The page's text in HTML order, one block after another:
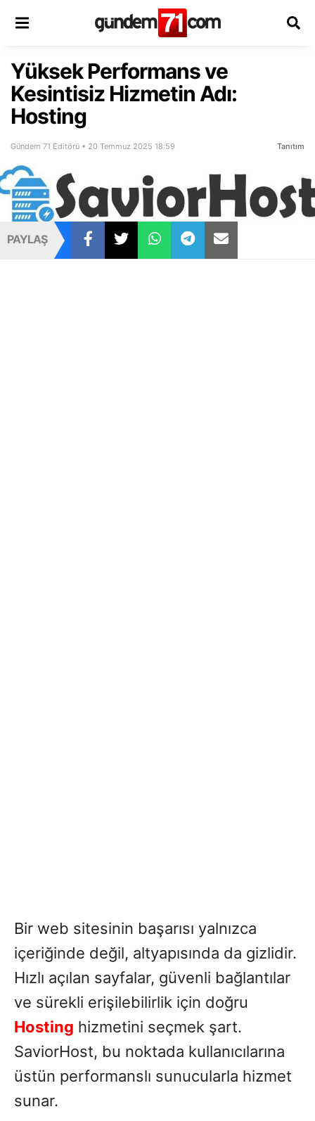
Yüksek Performans ve
Kesintisiz Hizmetin Adı:
Hosting
Gündem 71 Editörü • 20 Temmuz 2025 18:59 Tanıtım
PAYLAŞ
Bir web sitesinin başarısı yalnızca
içeriğinde değil, altyapısında da gizlidir.
Hızlı açılan sayfalar, güvenli bağlantılar
ve sürekli erişilebilirlik için doğru
Hosting hizmetini seçmek şart.
SaviorHost, bu noktada kullanıcılarına
üstün performanslı sunucularla hizmet
sunar.